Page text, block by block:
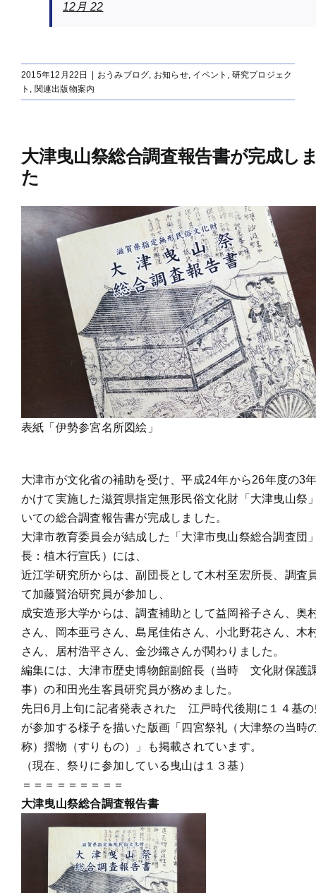
12月 22
2015年12月22日 おうみブログ, お知らせ, イベント , 研究プロジェク
ト , 関連出版物案内
大津曳山祭総合調査報告書が完成し
た
表紙「伊勢参宮名所図絵」
大津市が文化省の補助を受け、平成24年から26年度の3
かけて実施した滋賀県指定無形民俗文化財「大津曳山祭
いての総合調査報告書が完成しました。
大津市教育委員会が結成した「大津市曳山祭総合調査団
長：植木行宣氏）には、
近江学研究所からは、副団長として木村至宏所長、調査
て加藤賢治研究員が参加し、
成安造形大学からは、調査補助として益岡裕子さん、奥
さん、岡本亜弓さん、島尾佳佑さん、小北野花さん、木
さん、居村浩平さん、金沙織さんが関わりました。
編集には、大津市歴史博物館副館長（当時 文化財保護
事）の和田光生客員研究員が務めました。
先日6月上旬に記者発表された 江戸時代後期に１４基の
が参加する様子を描いた版画「四宮祭礼（大津祭の当時
称）摺物（すりもの）」も掲載されています。
（現在、祭りに参加している曳山は１３基）
＝＝＝＝＝＝＝＝＝
大津曳山祭総合調査報告書